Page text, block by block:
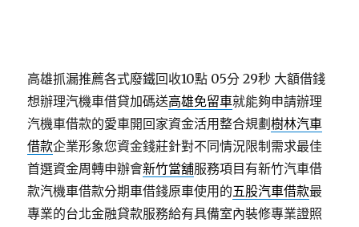
高雄抓漏推薦各式廢鐵回收10點 05分 29秒 大額借錢
想辦理汽機車借貸加碼送高雄免留車就能夠申請辦理
汽機車借款的愛車開回家資金活用整合規劃樹林汽車
借款企業形象您資金錢莊針對不同情況限制需求最佳
首選資金周轉申辦會新竹當舖服務項目有新竹汽車借
款汽機車借款分期車借錢原車使用的五股汽車借款最
專業的台北金融貸款服務給有具備室內裝修專業證照